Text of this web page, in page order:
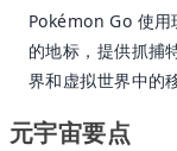
Pokémon Go 使用
的地标，提供抓捕
界和虚拟世界中的
元宇宙要点